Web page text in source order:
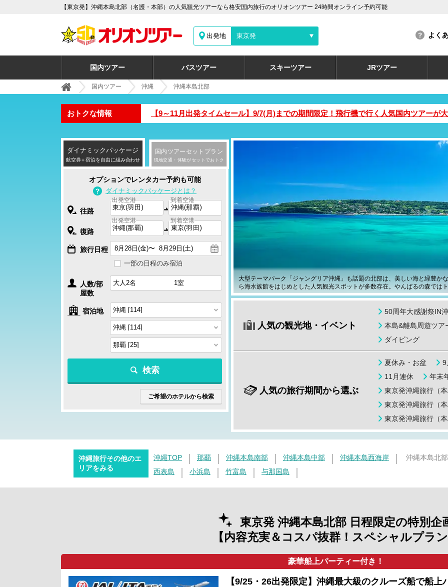
【東京発】沖縄本島北部（名護・本部）の人気観光ツアーなら格安国内旅行のオリオンツアー 24時間オンライン予約可能
出発地 東京発 よく
国内ツアー バスツアー スキーツアー JRツアー
国内ツアー 沖縄 沖縄本島北部
おトクな情報 【9～11月出発タイムセール】9/7(月)までの期間限定！飛行機で行く人気国内ツアーが
大型テーマパーク「ジャングリア沖縄」も話題の北部は、美しい海と緑豊か
ら海水族館をはじめとした人気観光スポットが多数存在。やんばるの森では
人気の観光地・イベント
50周年大感謝祭IN
本島&離島周遊ツア
ダイビング
人気の旅行期間から選ぶ
夏休み・お盆
9
11月連休
年末
東京発沖縄旅行（
東京発沖縄旅行（
東京発沖縄旅行（
ダイナミックパッケージ
航空券＋宿泊を自由に組み合わせ
国内ツアー セットプラン
現地交通・体験がセットでおトク
オプションでレンタカー予約も可能
ダイナミックパッケージとは？
往路
出発空港 到着空港
復路
出発空港 到着空港
旅行日程
一部の日程のみ宿泊
人数/部
屋数
宿泊地
検索
ご希望のホテルから検索
沖縄旅行その他のエ
リアをみる
沖縄TOP 那覇 沖縄本島南部 沖縄本島中部 沖縄本島西海岸
沖縄本島北部
西表島
小浜島 竹富島 与那国島
東京発 沖縄本島北部 日程限定の特別企
【内容充実＆コスパ抜群！スペシャルプラ
豪華船上パーティー付き！
【9/25・26出発限定】沖縄最大級のクルーズ船で船